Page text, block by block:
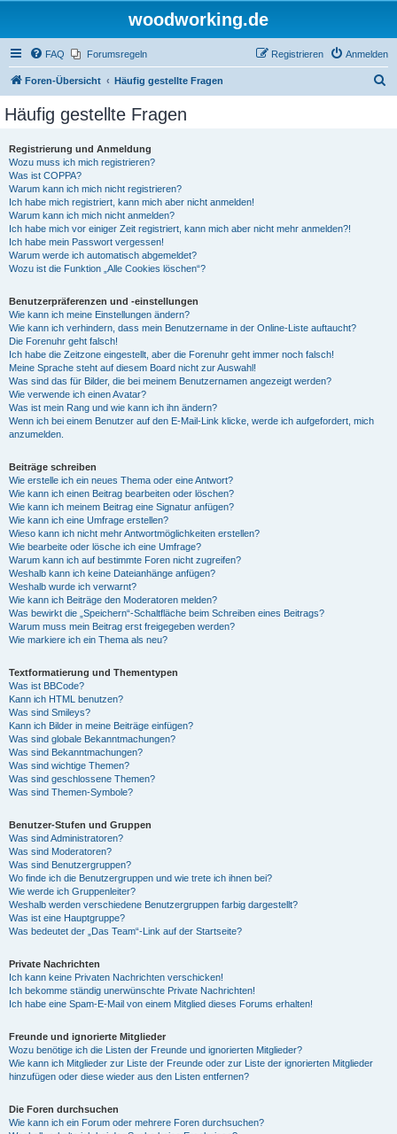
woodworking.de
FAQ Forumsregeln Anmelden
Registrieren
Foren-Übersicht Häufig gestellte Fragen
Häufig gestellte Fragen
Registrierung und Anmeldung
Wozu muss ich mich registrieren?
Was ist COPPA?
Warum kann ich mich nicht registrieren?
Ich habe mich registriert, kann mich aber nicht anmelden!
Warum kann ich mich nicht anmelden?
Ich habe mich vor einiger Zeit registriert, kann mich aber nicht mehr anmelden?!
Ich habe mein Passwort vergessen!
Warum werde ich automatisch abgemeldet?
Wozu ist die Funktion „Alle Cookies löschen“?
Benutzerpräferenzen und -einstellungen
Wie kann ich meine Einstellungen ändern?
Wie kann ich verhindern, dass mein Benutzername in der Online-Liste auftaucht?
Die Forenuhr geht falsch!
Ich habe die Zeitzone eingestellt, aber die Forenuhr geht immer noch falsch!
Meine Sprache steht auf diesem Board nicht zur Auswahl!
Was sind das für Bilder, die bei meinem Benutzernamen angezeigt werden?
Wie verwende ich einen Avatar?
Was ist mein Rang und wie kann ich ihn ändern?
Wenn ich bei einem Benutzer auf den E-Mail-Link klicke, werde ich aufgefordert, mich
anzumelden.
Beiträge schreiben
Wie erstelle ich ein neues Thema oder eine Antwort?
Wie kann ich einen Beitrag bearbeiten oder löschen?
Wie kann ich meinem Beitrag eine Signatur anfügen?
Wie kann ich eine Umfrage erstellen?
Wieso kann ich nicht mehr Antwortmöglichkeiten erstellen?
Wie bearbeite oder lösche ich eine Umfrage?
Warum kann ich auf bestimmte Foren nicht zugreifen?
Weshalb kann ich keine Dateianhänge anfügen?
Weshalb wurde ich verwarnt?
Wie kann ich Beiträge den Moderatoren melden?
Was bewirkt die „Speichern“-Schaltfläche beim Schreiben eines Beitrags?
Warum muss mein Beitrag erst freigegeben werden?
Wie markiere ich ein Thema als neu?
Textformatierung und Thementypen
Was ist BBCode?
Kann ich HTML benutzen?
Was sind Smileys?
Kann ich Bilder in meine Beiträge einfügen?
Was sind globale Bekanntmachungen?
Was sind Bekanntmachungen?
Was sind wichtige Themen?
Was sind geschlossene Themen?
Was sind Themen-Symbole?
Benutzer-Stufen und Gruppen
Was sind Administratoren?
Was sind Moderatoren?
Was sind Benutzergruppen?
Wo finde ich die Benutzergruppen und wie trete ich ihnen bei?
Wie werde ich Gruppenleiter?
Weshalb werden verschiedene Benutzergruppen farbig dargestellt?
Was ist eine Hauptgruppe?
Was bedeutet der „Das Team“-Link auf der Startseite?
Private Nachrichten
Ich kann keine Privaten Nachrichten verschicken!
Ich bekomme ständig unerwünschte Private Nachrichten!
Ich habe eine Spam-E-Mail von einem Mitglied dieses Forums erhalten!
Freunde und ignorierte Mitglieder
Wozu benötige ich die Listen der Freunde und ignorierten Mitglieder?
Wie kann ich Mitglieder zur Liste der Freunde oder zur Liste der ignorierten Mitglieder
hinzufügen oder diese wieder aus den Listen entfernen?
Die Foren durchsuchen
Wie kann ich ein Forum oder mehrere Foren durchsuchen?